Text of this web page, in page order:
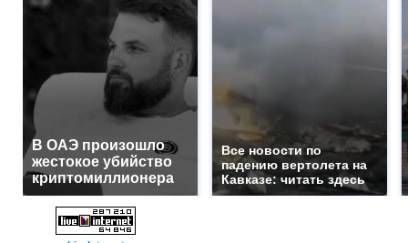
В ОАЭ произошло
жестокое убийство
криптомиллионера
Все новости по
падению вертолета на
Кавказе: читать здесь